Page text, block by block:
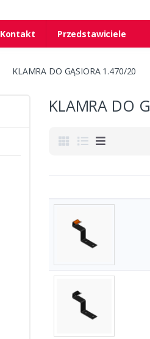
Kontakt Przedstawiciele
KLAMRA DO GĄSIORA 1.470/20
KLAMRA DO